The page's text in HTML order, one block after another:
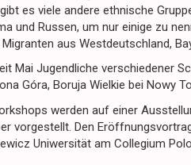
es viele andere ethnische
und Russen, um nur einige zu
aus Westdeutschland,
Mai Jugendliche verschiedener
Góra, Boruja Wielkie bei Nowy
werden auf einer
vorgestellt. Den
Uniwersität am Collegium